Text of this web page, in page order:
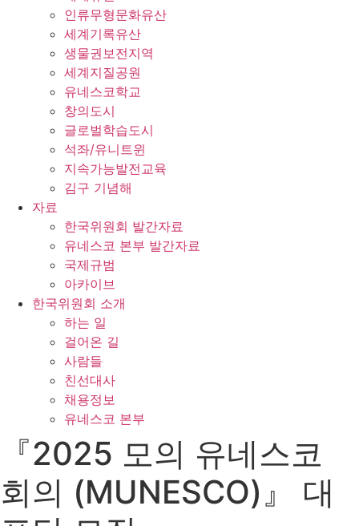
인류무형문화유산
세계기록유산
생물권보전지역
세계지질공원
유네스코학교
창의도시
글로벌학습도시
석좌/유니트윈
지속가능발전교육
김구 기념해
자료
한국위원회 발간자료
유네스코 본부 발간자료
국제규범
아카이브
한국위원회 소개
하는 일
걸어온 길
사람들
친선대사
채용정보
유네스코 본부
『2025 모의 유네스코
회의 (MUNESCO)』 대